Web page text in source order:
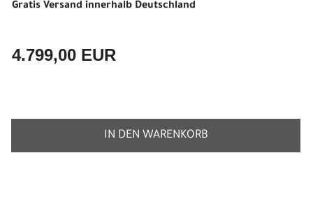
Gratis Versand innerhalb Deutschland
4.799,00 EUR
IN DEN WARENKORB